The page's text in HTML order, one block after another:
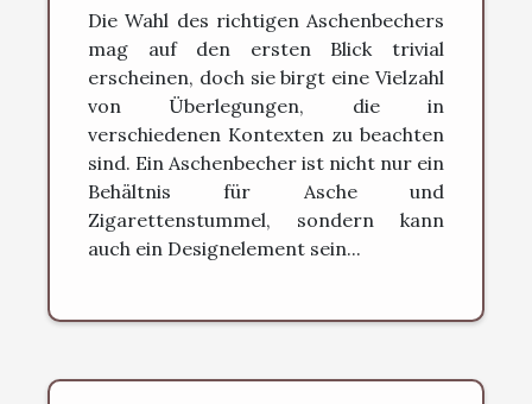
Die Wahl des richtigen Aschenbechers
mag auf den ersten Blick trivial
erscheinen, doch sie birgt eine Vielzahl
von Überlegungen, die in
verschiedenen Kontexten zu beachten
sind. Ein Aschenbecher ist nicht nur ein
Behältnis für Asche und
Zigarettenstummel, sondern kann
auch ein Designelement sein...